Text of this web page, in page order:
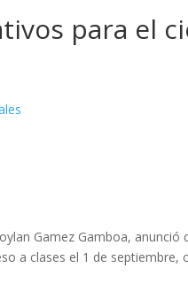
para el
Gamez Gamboa,
a clases el 1 de septiembre,